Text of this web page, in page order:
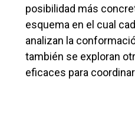
posibilidad más
esquema en el cual
analizan la
también se exploran
eficaces para